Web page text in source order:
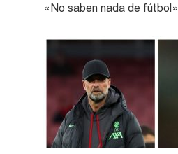
«No saben nada de fútbol»